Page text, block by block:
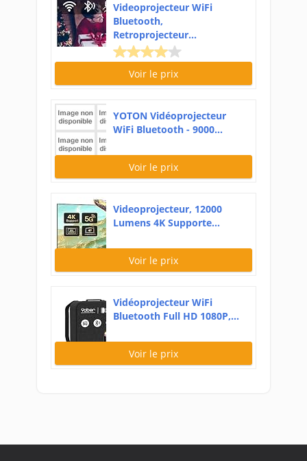
Videoprojecteur WiFi
Bluetooth,
Retroprojecteur...
Voir le prix
YOTON Vidéoprojecteur
WiFi Bluetooth - 9000...
Voir le prix
Videoprojecteur, 12000
Lumens 4K Supporte...
Voir le prix
Vidéoprojecteur WiFi
Bluetooth Full HD 1080P,...
Voir le prix